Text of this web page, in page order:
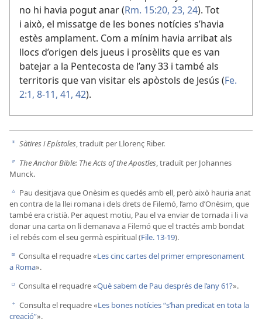
no hi havia pogut anar (Rm. 15:20, 23, 24). Tot
i això, el missatge de les bones notícies s’havia
estès amplament. Com a mínim havia arribat als
llocs d’origen dels jueus i prosèlits que es van
batejar a la Pentecosta de l’any 33 i també als
territoris que van visitar els apòstols de Jesús (Fe.
2:1, 8-11, 41, 42).
a Sàtires i Epístoles, traduït per Llorenç Riber.
b The Anchor Bible: The Acts of the Apostles , traduït per Johannes
Munck.
c Pau desitjava que Onèsim es quedés amb ell, però això hauria anat
en contra de la llei romana i dels drets de Filemó, l’amo d’Onèsim, que
també era cristià. Per aquest motiu, Pau el va enviar de tornada i li va
donar una carta on li demanava a Filemó que el tractés amb bondat
i el rebés com el seu germà espiritual (File. 13-19).
d Consulta el requadre «Les cinc cartes del primer empresonament
a Roma».
e Consulta el requadre «Què sabem de Pau després de l’any 61?».
f Consulta el requadre «Les bones notícies “s’han predicat en tota la
creació”».